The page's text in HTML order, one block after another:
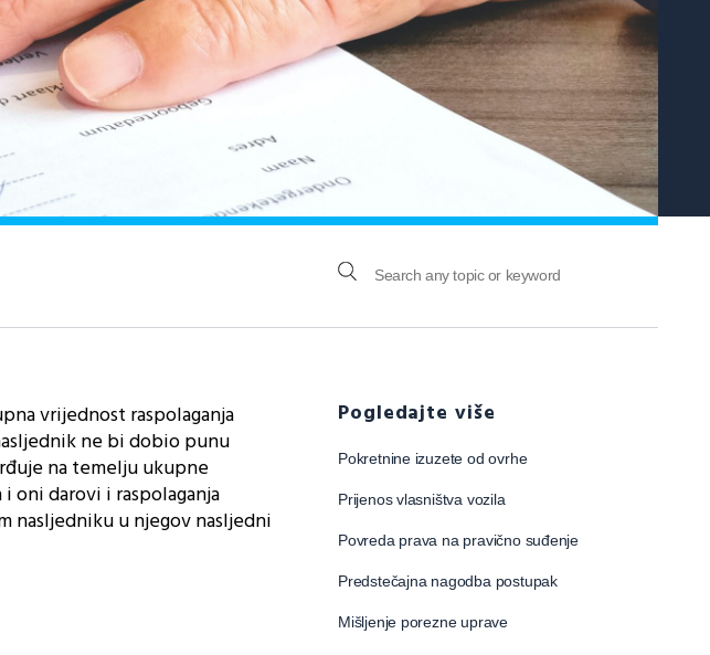
vrijednost raspolaganja
ne bi dobio punu
na temelju ukupne
oni darovi i raspolaganja
nasljedniku u njegov nasljedni
Pogledajte više
Pokretnine izuzete od ovrhe
Prijenos vlasništva vozila
Povreda prava na pravično suđenje
Predstečajna nagodba postupak
Mišljenje porezne uprave